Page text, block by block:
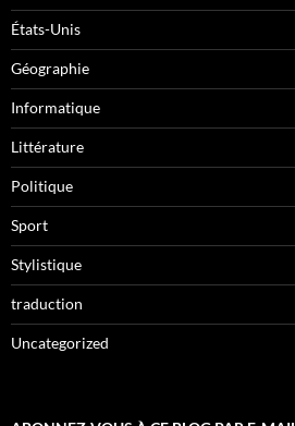
États-Unis
Géographie
Informatique
Littérature
Politique
Sport
Stylistique
traduction
Uncategorized